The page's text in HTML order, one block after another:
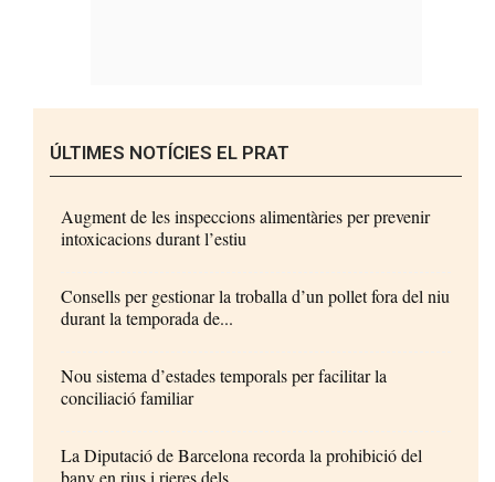
ÚLTIMES NOTÍCIES EL PRAT
Augment de les inspeccions alimentàries per prevenir
intoxicacions durant l’estiu
Consells per gestionar la troballa d’un pollet fora del niu
durant la temporada de...
Nou sistema d’estades temporals per facilitar la
conciliació familiar
La Diputació de Barcelona recorda la prohibició del